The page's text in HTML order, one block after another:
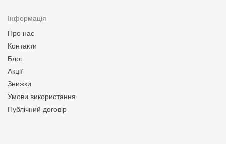
Інформація
Про нас
Контакти
Блог
Акції
Знижки
Умови використання
Публічний договір